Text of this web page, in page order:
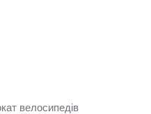
велосипедів